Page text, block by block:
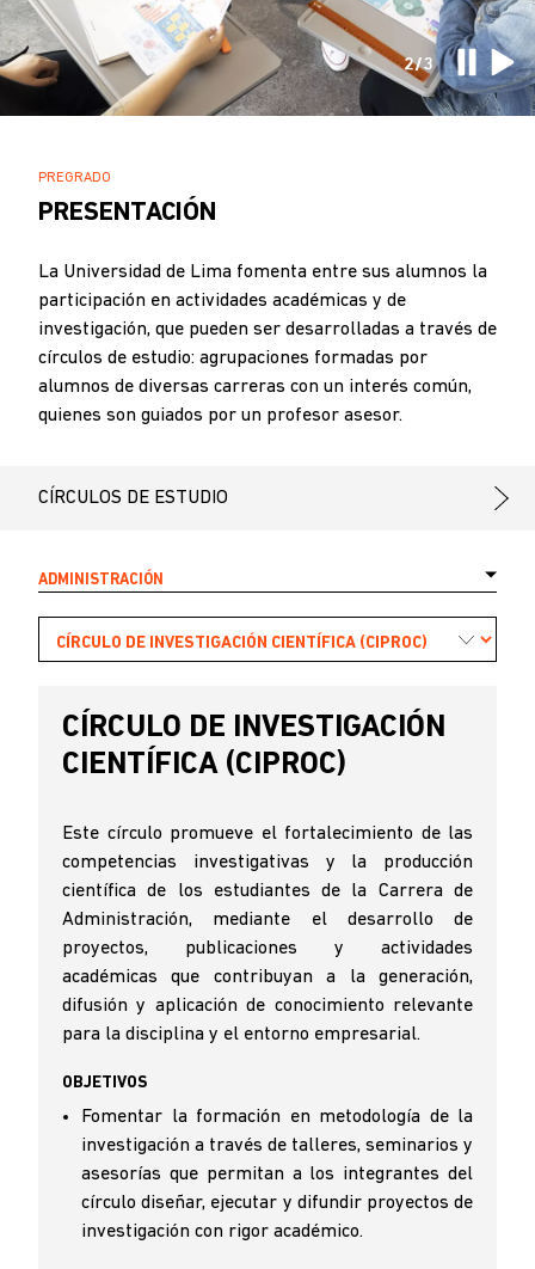
2/3
.SOBRESCRIBIR
ENLACES
AYUDA
A
LA
NAVEGACIÓN
PREGRADO
PRESENTACIÓN
La Universidad de Lima fomenta entre sus alumnos la
participación en actividades académicas y de
investigación, que pueden ser desarrolladas a través de
círculos de estudio: agrupaciones formadas por
alumnos de diversas carreras con un interés común,
quienes son guiados por un profesor asesor.
CÍRCULOS DE ESTUDIO
ADMINISTRACIÓN
CÍRCULO DE INVESTIGACIÓN
CIENTÍFICA (CIPROC)
Este círculo promueve el fortalecimiento de las
competencias investigativas y la producción
científica de los estudiantes de la Carrera de
Administración, mediante el desarrollo de
proyectos, publicaciones y actividades
académicas que contribuyan a la generación,
difusión y aplicación de conocimiento relevante
para la disciplina y el entorno empresarial.
OBJETIVOS
Fomentar la formación en metodología de la
investigación a través de talleres, seminarios y
asesorías que permitan a los integrantes del
círculo diseñar, ejecutar y difundir proyectos de
investigación con rigor académico.